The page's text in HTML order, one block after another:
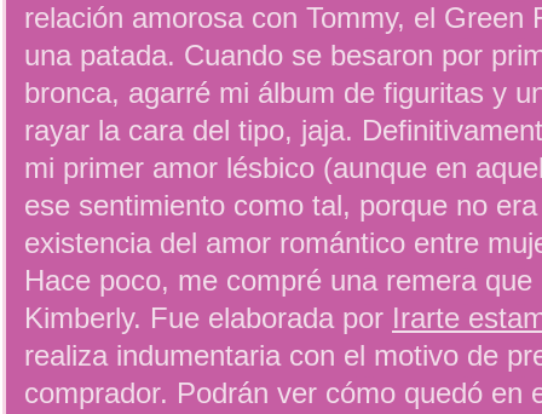
relación amorosa con Tommy, el Green
una patada. Cuando se besaron por
bronca, agarré mi álbum de figuritas y
rayar la cara del tipo, jaja.
mi primer amor lésbico (aunque en
ese sentimiento como tal, porque no
existencia del amor romántico entre
Hace poco, me compré una remera
Kimberly. Fue elaborada por Irarte
realiza indumentaria con el motivo de
comprador. Podrán ver cómo quedó en